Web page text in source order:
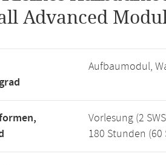
Advanced
Aufbaumodul,
Vorlesung (2
180 Stunden